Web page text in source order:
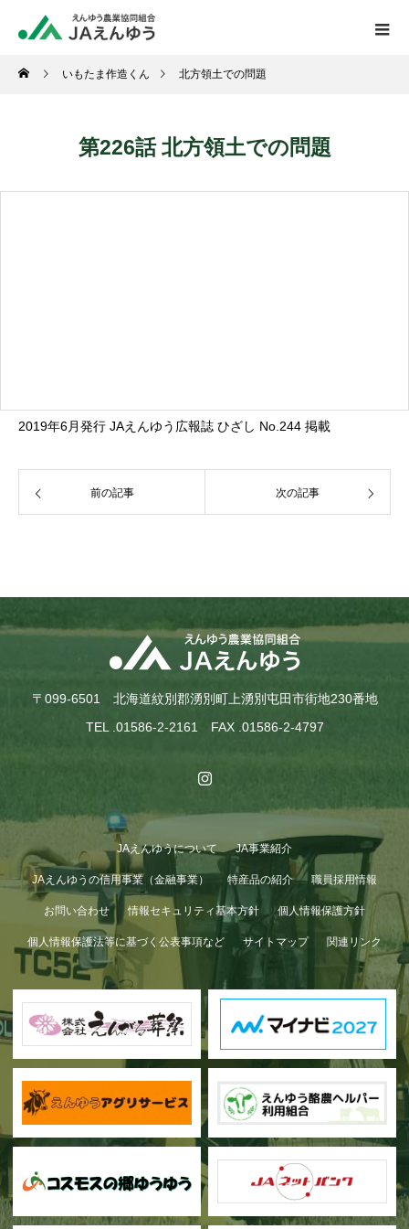
いもたま作造くん 北方領土での問題
第226話 北方領土での問題
2019年6月発行 JAえんゆう広報誌 ひざし No.244 掲載
前の記事 次の記事
〒099-6501 北海道紋別郡湧別町上湧別屯田市街地230番地
TEL .01586-2-2161 FAX .01586-2-4797
JAえんゆうについて JA事業紹介
JAえんゆうの信用事業（金融事業） 特産品の紹介 職員採用情報
お問い合わせ 情報セキュリティ基本方針 個人情報保護方針
個人情報保護法等に基づく公表事項など サイトマップ 関連リンク